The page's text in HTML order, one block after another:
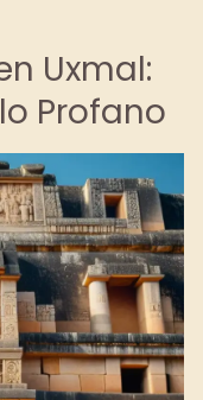
Uxmal:
Profano